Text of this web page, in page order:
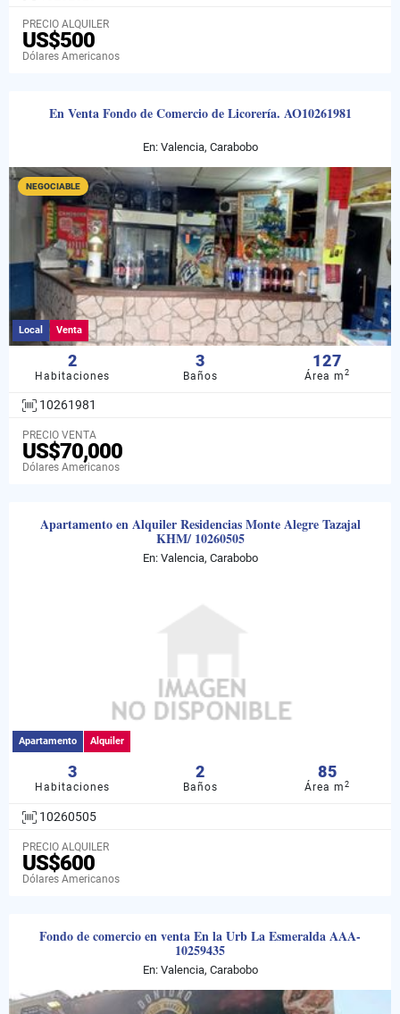
PRECIO ALQUILER
US$500
Dólares Americanos
En Venta Fondo de Comercio de Licorería. AO10261981
En: Valencia, Carabobo
NEGOCIABLE
Local Venta
2
Habitaciones
3
Baños
127
Área m2
10261981
PRECIO VENTA
US$70,000
Dólares Americanos
Apartamento en Alquiler Residencias Monte Alegre Tazajal
KHM/ 10260505
En: Valencia, Carabobo
Apartamento Alquiler
3
Habitaciones
2
Baños
85
Área m2
10260505
PRECIO ALQUILER
US$600
Dólares Americanos
Fondo de comercio en venta En la Urb La Esmeralda AAA-
10259435
En: Valencia, Carabobo